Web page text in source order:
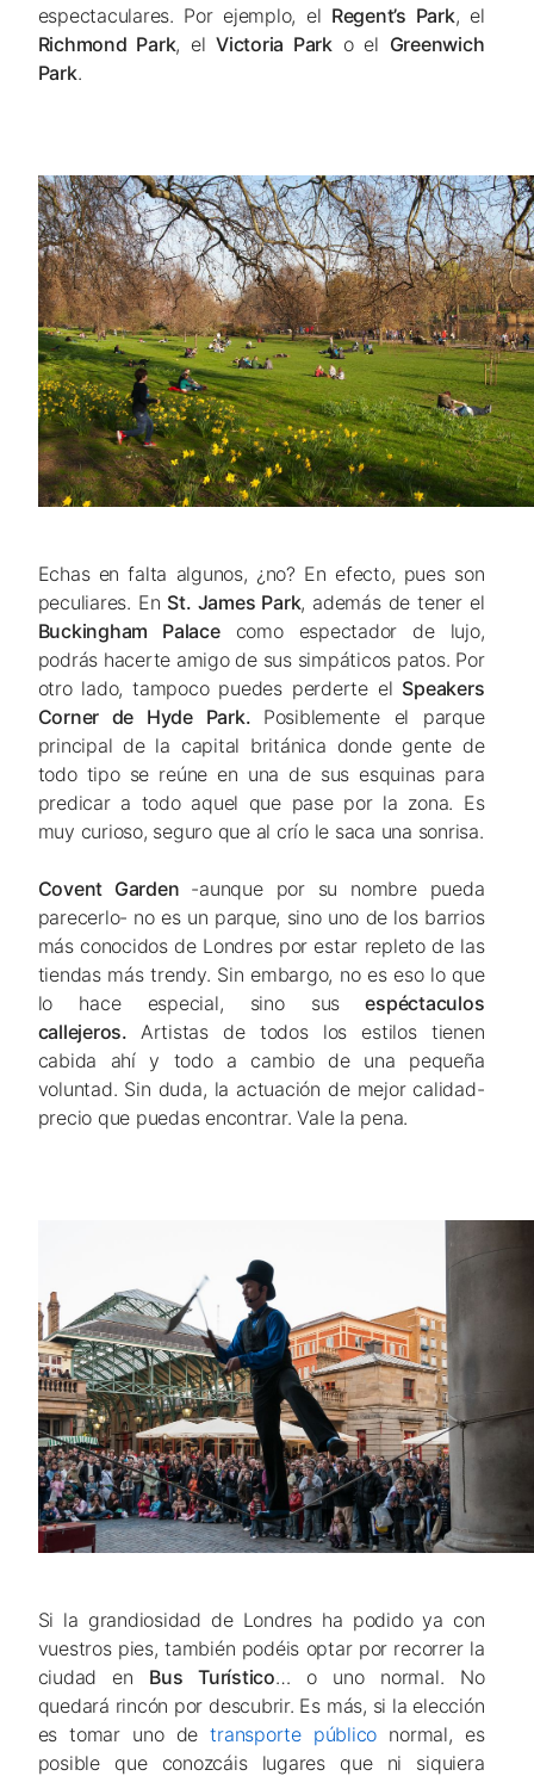
espectaculares. Por ejemplo, el Regent’s Park, el
Richmond Park, elVictoria Parko el Greenwich
Park.
Echas en falta algunos, ¿no? En efecto, pues son
peculiares. En St. James Park, además de tener el
Buckingham Palacecomo espectador de lujo,
podrás hacerte amigo de sus simpáticos patos. Por
otro lado, tampoco puedes perderte el Speakers
Corner de Hyde Park. Posiblemente el parque
principal de la capital británica donde gente de
todo tipo se reúne en una de sus esquinas para
predicar a todo aquel que pase por la zona. Es
muy curioso, seguro que al crío le saca una sonrisa.
Covent Garden -aunque por su nombre pueda
parecerlo- no es un parque, sino uno de los barrios
más conocidos de Londres por estar repleto de las
tiendas mástrendy. Sin embargo, no es eso lo que
lo hace especial, sino sus espéctaculos
callejeros. Artistas de todos los estilos tienen
cabida ahí y todo a cambio de una pequeña
voluntad. Sin duda, la actuación de mejor calidad-
precio que puedas encontrar. Vale la pena.
Si la grandiosidad de Londres ha podido ya con
vuestros pies, también podéis optar por recorrer la
ciudad en Bus Turístico… o uno normal. No
quedará rincón por descubrir. Es más, si la elección
es tomar uno detransporte público normal, es
posible que conozcáis lugares que ni siquiera